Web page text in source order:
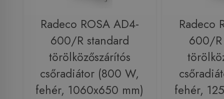
Radeco ROSA AD4-
600/R standard
törölközőszárítós
csőradiátor (800 W,
fehér, 1060x650 mm)
Radeco
600/R
fehér,